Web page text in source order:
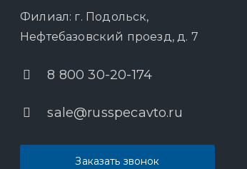
Филиал: г. Подольск,
Нефтебазовский проезд, д. 7
8 800 30-20-174
sale@russpecavto.ru
Заказать звонок